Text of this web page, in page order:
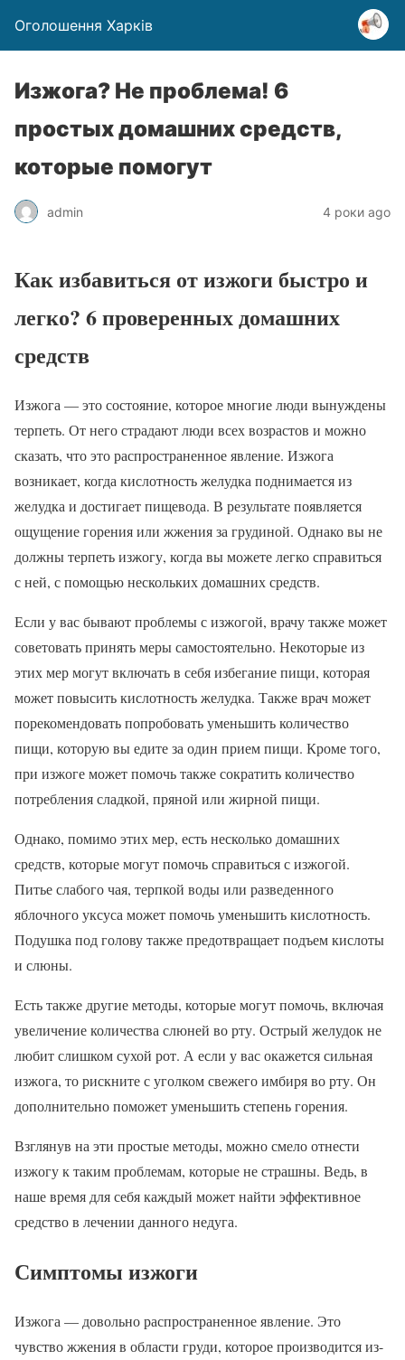
Оголошення Харків
Изжога? Не проблема! 6
простых домашних средств,
которые помогут
admin 4 роки ago
Как избавиться от изжоги быстро и
легко? 6 проверенных домашних
средств
Изжога — это состояние, которое многие люди вынуждены
терпеть. От него страдают люди всех возрастов и можно
сказать, что это распространенное явление. Изжога
возникает, когда кислотность желудка поднимается из
желудка и достигает пищевода. В результате появляется
ощущение горения или жжения за грудиной. Однако вы не
должны терпеть изжогу, когда вы можете легко справиться
с ней, с помощью нескольких домашних средств.
Если у вас бывают проблемы с изжогой, врачу также может
советовать принять меры самостоятельно. Некоторые из
этих мер могут включать в себя избегание пищи, которая
может повысить кислотность желудка. Также врач может
порекомендовать попробовать уменьшить количество
пищи, которую вы едите за один прием пищи. Кроме того,
при изжоге может помочь также сократить количество
потребления сладкой, пряной или жирной пищи.
Однако, помимо этих мер, есть несколько домашних
средств, которые могут помочь справиться с изжогой.
Питье слабого чая, терпкой воды или разведенного
яблочного уксуса может помочь уменьшить кислотность.
Подушка под голову также предотвращает подъем кислоты
и слюны.
Есть также другие методы, которые могут помочь, включая
увеличение количества слюней во рту. Острый желудок не
любит слишком сухой рот. А если у вас окажется сильная
изжога, то рискните с уголком свежего имбиря во рту. Он
дополнительно поможет уменьшить степень горения.
Взглянув на эти простые методы, можно смело отнести
изжогу к таким проблемам, которые не страшны. Ведь, в
наше время для себя каждый может найти эффективное
средство в лечении данного недуга.
Симптомы изжоги
Изжога — довольно распространенное явление. Это
чувство жжения в области груди, которое производится из-